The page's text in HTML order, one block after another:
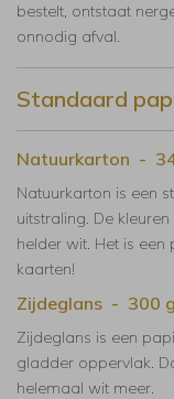
bestelt, ontstaat
onnodig afval.
Standaard
Natuurkarton -
Natuurkarton is een
uitstraling. De
helder wit. Het is
kaarten!
Zijdeglans - 300
Zijdeglans is een
gladder oppervlak.
helemaal wit meer.